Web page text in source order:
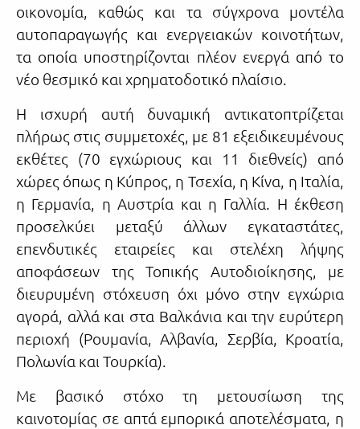
οικονομία, καθώς και τα σύγχρονα μοντέλα
αυτοπαραγωγής και ενεργειακών κοινοτήτων,
τα οποία υποστηρίζονται πλέον ενεργά από το
νέο θεσμικό και χρηματοδοτικό πλαίσιο.
Η ισχυρή αυτή δυναμική αντικατοπτρίζεται
πλήρως στις συμμετοχές, με 81 εξειδικευμένους
εκθέτες (70 εγχώριους και 11 διεθνείς) από
χώρες όπως η Κύπρος, η Τσεχία, η Κίνα, η Ιταλία,
η Γερμανία, η Αυστρία και η Γαλλία. Η έκθεση
προσελκύει μεταξύ άλλων εγκαταστάτες,
επενδυτικές εταιρείες και στελέχη λήψης
αποφάσεων της Τοπικής Αυτοδιοίκησης, με
διευρυμένη στόχευση όχι μόνο στην εγχώρια
αγορά, αλλά και στα Βαλκάνια και την ευρύτερη
περιοχή (Ρουμανία, Αλβανία, Σερβία, Κροατία,
Πολωνία και Τουρκία).
Με βασικό στόχο τη μετουσίωση της
καινοτομίας σε απτά εμπορικά αποτελέσματα, η